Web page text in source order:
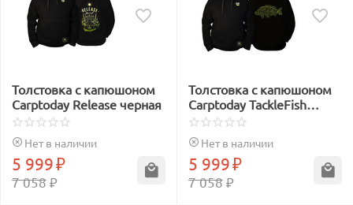
Толстовка с капюшоном
Carptoday Release черная
Нет в наличии
7 058₽
5 999₽
Толстовка с капюшоном
Carptoday TackleFish
черная
Нет в наличии
7 058₽
5 999₽